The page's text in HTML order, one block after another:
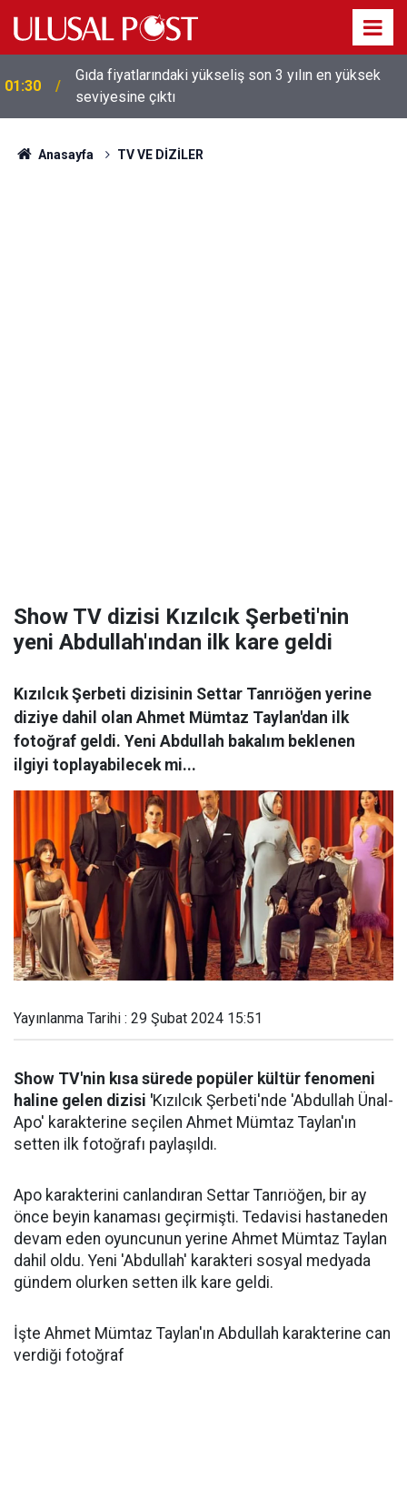
01:26
Galatasaray'dan sekiz kişi hakkında savcılığa suç
duyurusu
Anasayfa TV VE DİZİLER
Show TV dizisi Kızılcık Şerbeti'nin
yeni Abdullah'ından ilk kare geldi
Kızılcık Şerbeti dizisinin Settar Tanrıöğen yerine
diziye dahil olan Ahmet Mümtaz Taylan'dan ilk
fotoğraf geldi. Yeni Abdullah bakalım beklenen
ilgiyi toplayabilecek mi...
Yayınlanma Tarihi : 29 Şubat 2024 15:51
Show TV'nin kısa sürede popüler kültür fenomeni
haline gelen dizisi 'Kızılcık Şerbeti'nde 'Abdullah Ünal-
Apo' karakterine seçilen Ahmet Mümtaz Taylan'ın
setten ilk fotoğrafı paylaşıldı.
Apo karakterini canlandıran Settar Tanrıöğen, bir ay
önce beyin kanaması geçirmişti. Tedavisi hastaneden
devam eden oyuncunun yerine Ahmet Mümtaz Taylan
dahil oldu. Yeni 'Abdullah' karakteri sosyal medyada
gündem olurken setten ilk kare geldi.
İşte Ahmet Mümtaz Taylan'ın Abdullah karakterine can
verdiği fotoğraf